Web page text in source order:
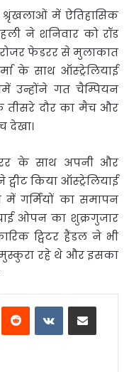
श्रृंखलाओं में ऐतिहासिक
ने शनिवार को रॉड
फेडरर से मुलाकात
के साथ ऑस्ट्रेलियाई
उन्होंने गत चैम्पियन
दौर का मैच और
देखा।
के साथ अपनी और
किया ऑस्ट्रेलियाई
गर्मिंयों का समापन
ओपन का शुक्रगुजार
ट्विटर हैंडल ने भी
मुस्कुरा रहे थे और इसका
Reddit VKontakteShare via Email